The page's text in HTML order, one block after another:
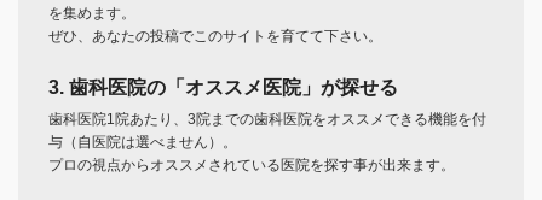
を集めます。
ぜひ、あなたの投稿でこのサイトを育てて下さい。
3. 歯科医院の「オススメ医院」が探せる
歯科医院1院あたり、3院までの歯科医院をオススメできる機能を付
与（自医院は選べません）。
プロの視点からオススメされている医院を探す事が出来ます。